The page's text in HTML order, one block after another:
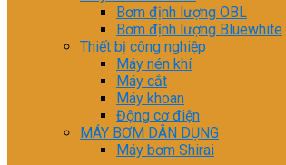
Bơm định lượng OBL
Bơm định lượng Bluewhite
Thiết bị công nghiệp
Máy nén khí
Máy cắt
Máy khoan
Động cơ điện
MÁY BƠM DÂN DỤNG
Máy bơm Shirai